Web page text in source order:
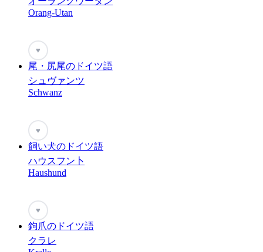
Orang-Utan
♥
尾・尻尾のドイツ語
シュヴァンツ
Schwanz
♥
飼い犬のドイツ語
ハウスフン卜
Haushund
♥
鉤爪のドイツ語
クラレ